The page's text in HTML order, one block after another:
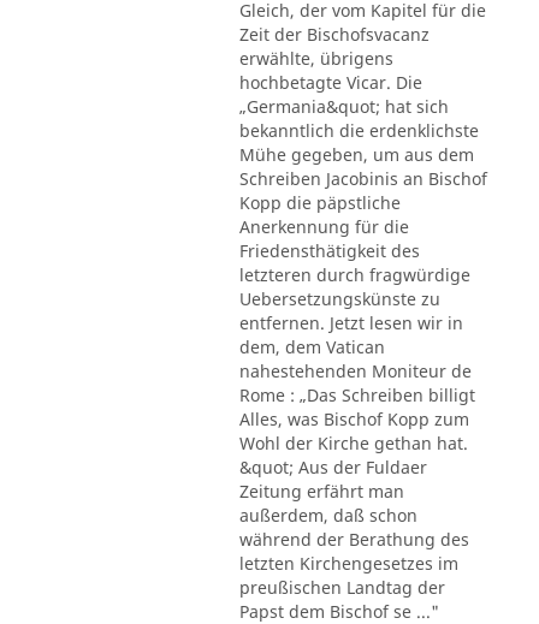
Gleich, der vom Kapitel für die
Zeit der Bischofsvacanz
erwählte, übrigens
hochbetagte Vicar. Die
„Germania&quot; hat sich
bekanntlich die erdenklichste
Mühe gegeben, um aus dem
Schreiben Jacobinis an Bischof
Kopp die päpstliche
Anerkennung für die
Friedensthätigkeit des
letzteren durch fragwürdige
Uebersetzungskünste zu
entfernen. Jetzt lesen wir in
dem, dem Vatican
nahestehenden Moniteur de
Rome : „Das Schreiben billigt
Alles, was Bischof Kopp zum
Wohl der Kirche gethan hat.
&quot; Aus der Fuldaer
Zeitung erfährt man
außerdem, daß schon
während der Berathung des
letzten Kirchengesetzes im
preußischen Landtag der
Papst dem Bischof se ..."